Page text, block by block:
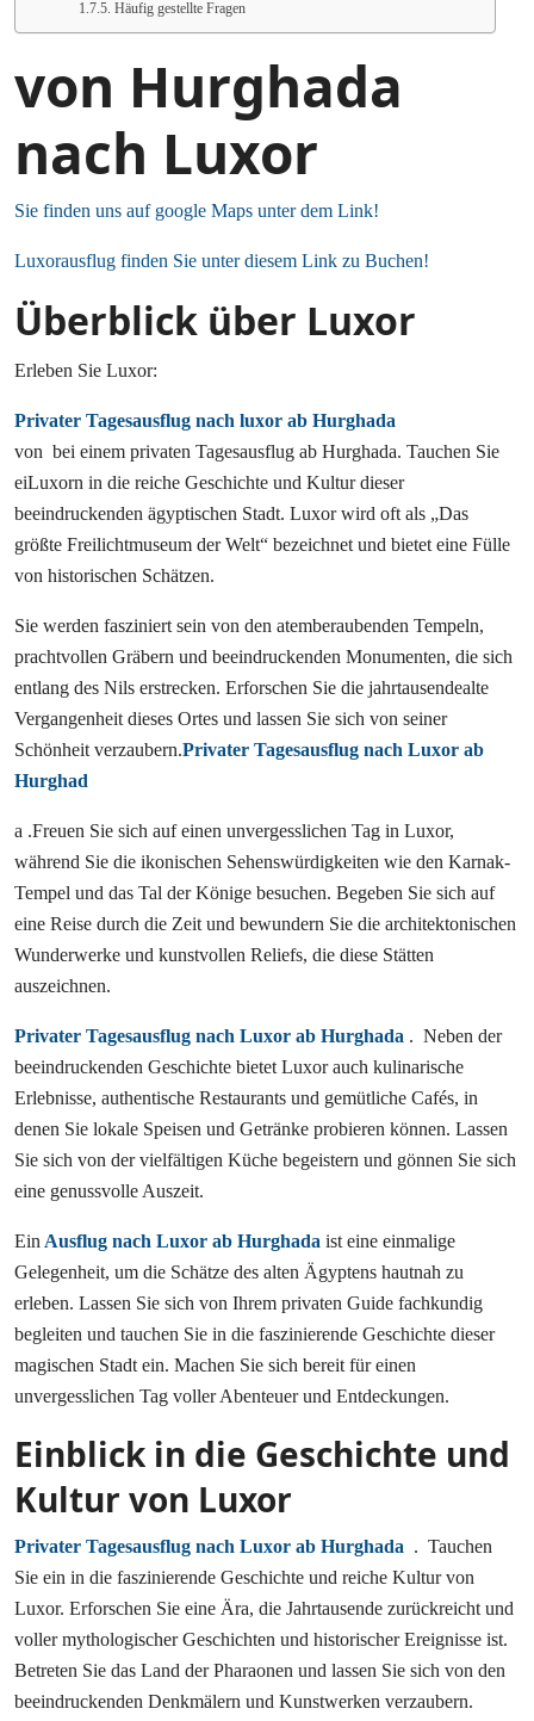
Häufig gestellte Fragen
von Hurghada
nach Luxor
Sie finden uns auf google Maps unter dem Link!
Luxorausflug finden Sie unter diesem Link zu Buchen!
Überblick über Luxor
Erleben Sie Luxor:
Privater Tagesausflug nach luxor ab Hurghada
von bei einem privaten Tagesausflug ab Hurghada. Tauchen Sie
eiLuxorn in die reiche Geschichte und Kultur dieser
beeindruckenden ägyptischen Stadt. Luxor wird oft als „Das
größte Freilichtmuseum der Welt“ bezeichnet und bietet eine Fülle
von historischen Schätzen.
Sie werden fasziniert sein von den atemberaubenden Tempeln,
prachtvollen Gräbern und beeindruckenden Monumenten, die sich
entlang des Nils erstrecken. Erforschen Sie die jahrtausendealte
Vergangenheit dieses Ortes und lassen Sie sich von seiner
Schönheit verzaubern.Privater Tagesausflug nach Luxor ab
Hurghad
a .Freuen Sie sich auf einen unvergesslichen Tag in Luxor,
während Sie die ikonischen Sehenswürdigkeiten wie den Karnak-
Tempel und das Tal der Könige besuchen. Begeben Sie sich auf
eine Reise durch die Zeit und bewundern Sie die architektonischen
Wunderwerke und kunstvollen Reliefs, die diese Stätten
auszeichnen.
Privater Tagesausflug nach Luxor ab Hurghada . Neben der
beeindruckenden Geschichte bietet Luxor auch kulinarische
Erlebnisse, authentische Restaurants und gemütliche Cafés, in
denen Sie lokale Speisen und Getränke probieren können. Lassen
Sie sich von der vielfältigen Küche begeistern und gönnen Sie sich
eine genussvolle Auszeit.
Ein Ausflug nach Luxor ab Hurghada ist eine einmalige
Gelegenheit, um die Schätze des alten Ägyptens hautnah zu
erleben. Lassen Sie sich von Ihrem privaten Guide fachkundig
begleiten und tauchen Sie in die faszinierende Geschichte dieser
magischen Stadt ein. Machen Sie sich bereit für einen
unvergesslichen Tag voller Abenteuer und Entdeckungen.
Einblick in die Geschichte und
Kultur von Luxor
Privater Tagesausflug nach Luxor ab Hurghada . Tauchen
Sie ein in die faszinierende Geschichte und reiche Kultur von
Luxor. Erforschen Sie eine Ära, die Jahrtausende zurückreicht und
voller mythologischer Geschichten und historischer Ereignisse ist.
Betreten Sie das Land der Pharaonen und lassen Sie sich von den
beeindruckenden Denkmälern und Kunstwerken verzaubern.